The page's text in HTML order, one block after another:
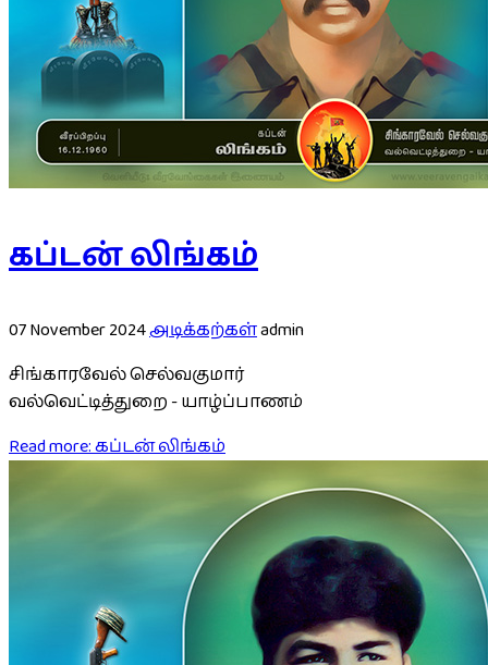
கப்டன் லிங்கம்
07 November 2024அடிக்கற்கள்admin
சிங்காரவேல் செல்வகுமார்
வல்வெட்டித்துறை - யாழ்ப்பாணம்
Read more: கப்டன் லிங்கம்